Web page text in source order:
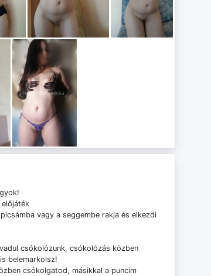
előjáték
vagy a seggembe rakja és elkezdi
csókolózunk, csókolózás közben
belemarkolsz!
csókolgatod, másikkal a puncim